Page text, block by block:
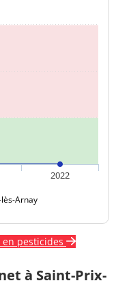
Arnay
2022
pesticides
à Saint-Prix-